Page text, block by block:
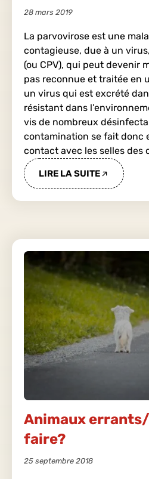
28 mars 2019
La parvovirose est une
contagieuse, due à un
(ou CPV), qui peut devenir
pas reconnue et traitée en
un virus qui est excrété
résistant dans
vis de nombreux
contamination se fait donc
contact avec les selles des
LIRE LA SUITE
Animaux
faire?
25 septembre 2018